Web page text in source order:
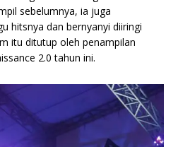
sebelumnya, ia juga
hitsnya dan bernyanyi diiringi
itu ditutup oleh penampilan
2.0 tahun ini.